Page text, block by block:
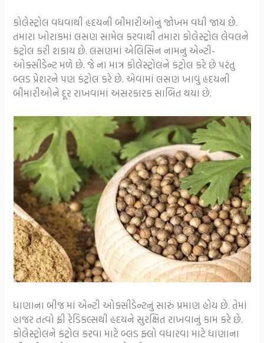
કોલેસ્ટ્રોલ વધવાથી હૃદયની બીમારીઓનું જોખમ વધી જાય છે.
તમારા ખોરાકમાં લસણ સામેલ કરવાથી તમારા કોલેસ્ટ્રોલ લેવલને
કંટ્રોલ કરી શકાય છે. લસણમાં એલિસિન નામનુ એન્ટી-
ઓક્સીડેન્ટ મળે છે. જે ના માત્ર કોલેસ્ટ્રોલને કંટ્રોલ કરે છે પરંતુ
બ્લડ પ્રેશરને પણ કંટ્રોલ કરે છે. એવામાં લસણ ખાવું હૃદયની
બીમારીઓને દૂર રાખવામાં અસરકારક સાબિત થયા છે.
ધાણાના બીજ માં એન્ટી ઓક્સીડેન્ટનું સારું પ્રમાણ હોય છે. તેમાં
હાજર તત્વો ફ્રી રેડિકલ્સથી હૃદયને સુરક્ષિત રાખવાનું કામ કરે છે.
કોલેસ્ટ્રોલને કંટ્રોલ કરવા માટે બ્લડ ફ્લો વધારવા માટે ધાણાના